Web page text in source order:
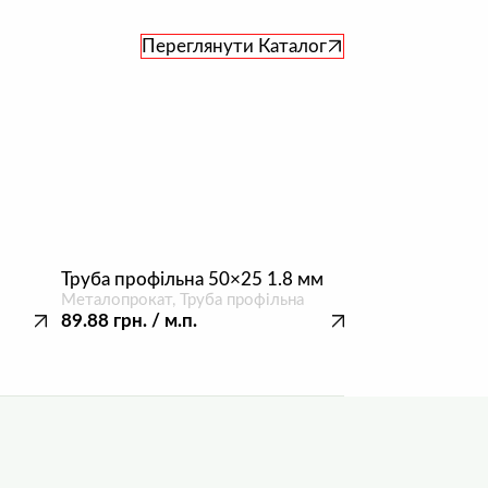
Переглянути Каталог
Труба профільна 50×25 1.8 мм
Металопрокат, Труба профільна
89.88 грн. / м.п.